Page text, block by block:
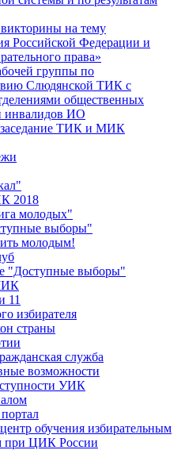
на тему
Российской Федерации и
права»
группы по
Слюдянской ТИК с
общественных
инвалидов ИО
заседание ТИК и МИК
2018
молодых"
выборы"
молодым!
"Доступные выборы"
11
избирателя
страны
служба
возможности
УИК
обучения избирательным
при ЦИК России